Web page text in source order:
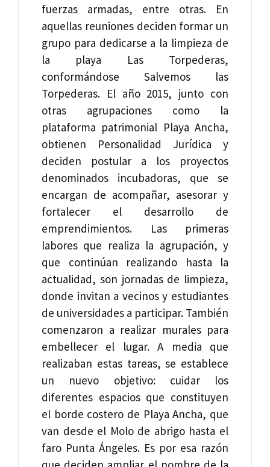
fuerzas armadas, entre otras. En
aquellas reuniones deciden formar un
grupo para dedicarse a la limpieza de
la playa Las Torpederas,
conformándose Salvemos las
Torpederas. El año 2015, junto con
otras agrupaciones como la
plataforma patrimonial Playa Ancha,
obtienen Personalidad Jurídica y
deciden postular a los proyectos
denominados incubadoras, que se
encargan de acompañar, asesorar y
fortalecer el desarrollo de
emprendimientos. Las primeras
labores que realiza la agrupación, y
que continúan realizando hasta la
actualidad, son jornadas de limpieza,
donde invitan a vecinos y estudiantes
de universidades a participar. También
comenzaron a realizar murales para
embellecer el lugar. A media que
realizaban estas tareas, se establece
un nuevo objetivo: cuidar los
diferentes espacios que constituyen
el borde costero de Playa Ancha, que
van desde el Molo de abrigo hasta el
faro Punta Ángeles. Es por esa razón